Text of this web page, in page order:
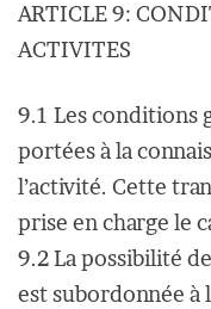
ARTICLE 9:
ACTIVITES
9.1 Les conditions
portées à la
l’activité. Cette
prise en charge le
9.2 La possibilité
est subordonnée à